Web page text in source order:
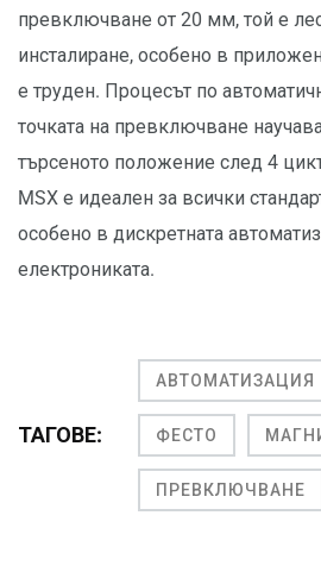
превключване от 20 мм, той е
инсталиране, особено в
е труден. Процесът по
точката на превключване
търсеното положение след 4
MSX е идеален за всички
особено в дискретната
електрониката.
ТАГОВЕ:
АВТОМАТИЗАЦИЯ
ФЕСТО
ПРЕВКЛЮЧВАНЕ